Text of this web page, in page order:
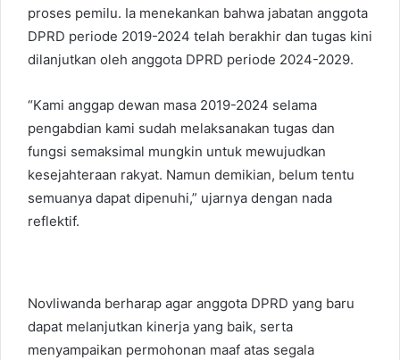
proses pemilu. Ia menekankan bahwa jabatan anggota
DPRD periode 2019-2024 telah berakhir dan tugas kini
dilanjutkan oleh anggota DPRD periode 2024-2029.
“Kami anggap dewan masa 2019-2024 selama
pengabdian kami sudah melaksanakan tugas dan
fungsi semaksimal mungkin untuk mewujudkan
kesejahteraan rakyat. Namun demikian, belum tentu
semuanya dapat dipenuhi,” ujarnya dengan nada
reflektif.
Novliwanda berharap agar anggota DPRD yang baru
dapat melanjutkan kinerja yang baik, serta
menyampaikan permohonan maaf atas segala